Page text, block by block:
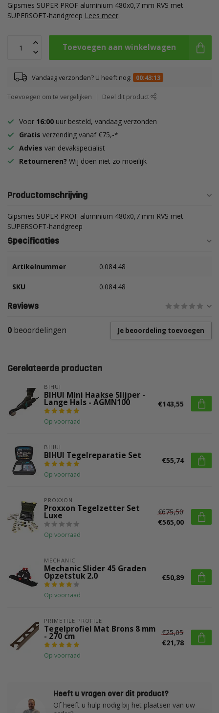
Gipsmes SUPER PROF aluminium 480x0,7 mm RVS met
SUPERSOFT-handgreep Lees meer.
Toevoegen aan winkelwagen
Vandaag verzonden? U heeft nog: 00:43:12
Toevoegen om te vergelijken Deel dit product
Voor 16:00 uur besteld, vandaag verzonden
Gratis verzending vanaf €75,-*
Advies van devakspecialist
Retourneren? Wij doen niet zo moeilijk
Productomschrijving
Gipsmes SUPER PROF aluminium 480x0,7 mm RVS met
SUPERSOFT-handgreep
Specificaties
Artikelnummer 0.084.48
SKU 0.084.48
Reviews
0 beoordelingen Je beoordeling toevoegen
Gerelateerde producten
BIHUI
BIHUI Mini Haakse Slijper -
Lange Hals - AGMN100
Op voorraad
€143,55
BIHUI
BIHUI Tegelreparatie Set
Op voorraad
€55,74
PROXXON
Proxxon Tegelzetter Set
Luxe
Op voorraad
€675,50
€565,00
MECHANIC
Mechanic Slider 45 Graden
Opzetstuk 2.0
Op voorraad
€50,89
PRIMETILE PROFILE
Tegelprofiel Mat Brons 8 mm
- 270 cm
Op voorraad
€25,05
€21,78
Heeft u vragen over dit product?
Of heeft u hulp nodig bij het plaatsen van uw